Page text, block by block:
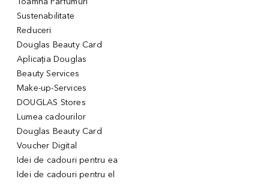
Sustenabilitate
Reduceri
Douglas Beauty Card
Aplicația Douglas
Beauty Services
Make-up-Services
DOUGLAS Stores
Lumea cadourilor
Douglas Beauty Card
Voucher Digital
Idei de cadouri pentru ea
Idei de cadouri pentru el